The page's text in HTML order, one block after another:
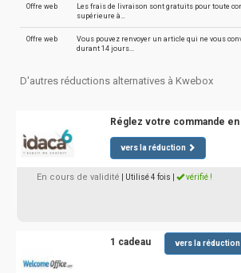
Offre web
Les frais de livraison sont gratuits pour toute
supérieure à…
Offre web
Vous pouvez renvoyer un article qui ne vous
durant 14 jours…
D'autres réductions alternatives à Kwebox
Réglez votre commande
vers la réduction
En cours de validité | Utilisé 4 fois vérifié !
1 cadeau vers la réduction